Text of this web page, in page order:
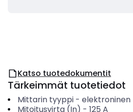
Katso tuotedokumentit
Tärkeimmät tuotetiedot
Mittarin tyyppi- elektroninen
Mitoitusvirta (In) - 125 A